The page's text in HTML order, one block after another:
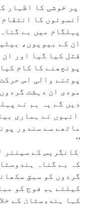
پر خوشی کا اظہار
آنسوئوں کا انتقام
پہلگام میں بے
ان کے بیویوں،
قتل کیا گیا اور
پونچھنے کا کام
پوتنے والی اس
مودی ان دہشت
دیں گے یہ ہم نے
انہوں نے ہماری
ماتھے سے سندور
‘‘
کانگریس کے سینئر
کہ بے گناہ
گردوں کو سبق
کیلئے ہم فوج کو
کہا ہندوستان کے